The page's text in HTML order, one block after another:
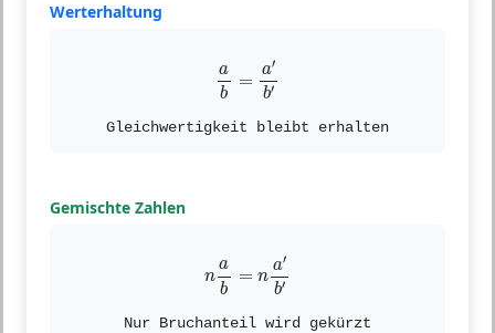
Werterhaltung
a
b
= a′
b′
b
Gleichwertigkeit bleibt erhalten
Gemischte Zahlen
n
a
b
= n
a′
b′
b
Nur Bruchanteil wird gekürzt